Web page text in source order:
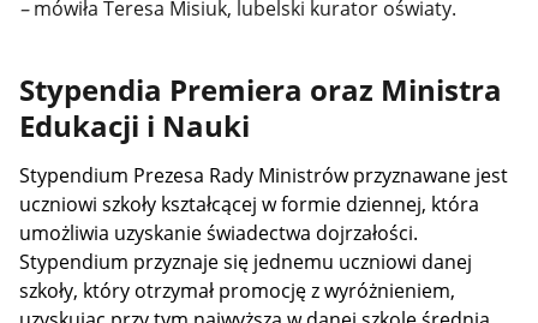
–mówiła Teresa Misiuk, lubelski kurator oświaty.
Stypendia Premiera oraz Ministra
Edukacji i Nauki
Stypendium Prezesa Rady Ministrów przyznawane jest
uczniowi szkoły kształcącej w formie dziennej, która
umożliwia uzyskanie świadectwa dojrzałości.
Stypendium przyznaje się jednemu uczniowi danej
szkoły, który otrzymał promocję z wyróżnieniem,